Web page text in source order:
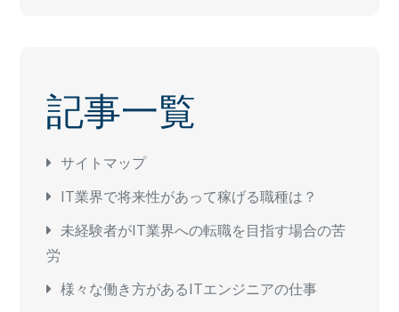
記事一覧
サイトマップ
IT業界で将来性があって稼げる職種は？
未経験者がIT業界への転職を目指す場合の苦
労
様々な働き方があるITエンジニアの仕事